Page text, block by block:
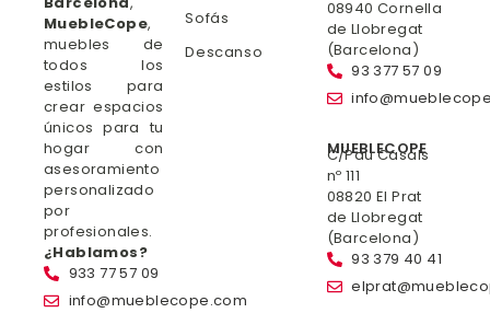
MuebleCope,
muebles de
todos los
estilos para
crear espacios
únicos para tu
hogar con
asesoramiento
personalizado
por
profesionales.
¿Hablamos?
933 77 57 09
info@mueblecope.com
Sofás
Descanso
08940 Cornella
de Llobregat
(Barcelona)
93 377 57 09
MUEBLECOPE
C/Pau Casals
nº 111
08820 El Prat
de Llobregat
(Barcelona)
93 379 40 41